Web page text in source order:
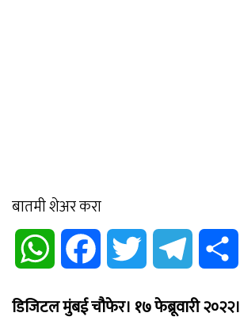
बातमी शेअर करा
WhatsApp Facebook Twitter Telegram
डिजिटल मुंबई चौफेर। १७ फेब्रूवारी २०२२।